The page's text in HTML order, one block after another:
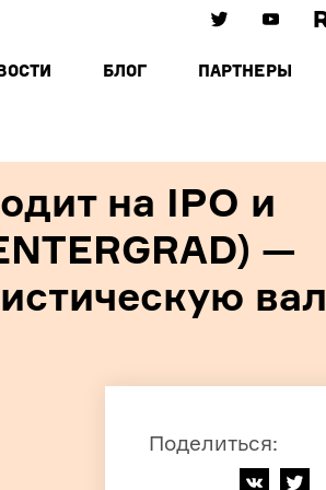
БЛОГ ПАРТНЕРЫ
на IPO и
—
Поделиться: